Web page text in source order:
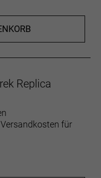
Replica
Versandkosten für